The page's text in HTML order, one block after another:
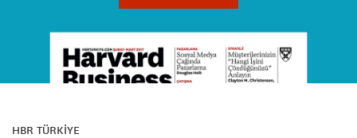
HBR TÜRKİYE